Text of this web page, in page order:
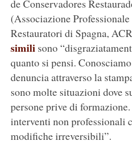
de Conservadores
(Associazione
Restauratori di Spagna,
similisono
quanto si pensi.
denuncia attraverso la
sono molte situazioni dove
persone prive di
interventi non professionali
modifiche irreversibili”.